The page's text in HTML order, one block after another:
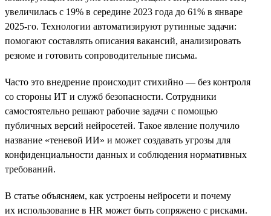
увеличилась с 19% в середине 2023 года до 61% в январе
2025-го. Технологии автоматизируют рутинные задачи:
помогают составлять описания вакансий, анализировать
резюме и готовить сопроводительные письма.
Часто это внедрение происходит стихийно — без контроля
со стороны ИТ и служб безопасности. Сотрудники
самостоятельно решают рабочие задачи с помощью
публичных версий нейросетей. Такое явление получило
название «теневой ИИ» и может создавать угрозы для
конфиденциальности данных и соблюдения нормативных
требований.
В статье объясняем, как устроены нейросети и почему
их использование в HR может быть сопряжено с рисками.